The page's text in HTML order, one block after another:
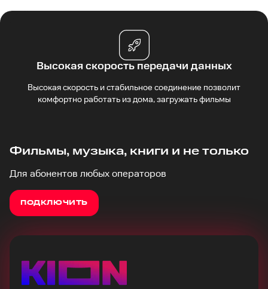
Высокая скорость передачи данных
Высокая скорость и стабильное соединение позволит
комфортно работать из дома, загружать фильмы
Фильмы, музыка, книги и не только
Для абонентов любых операторов
ПОДКЛЮЧИТЬ